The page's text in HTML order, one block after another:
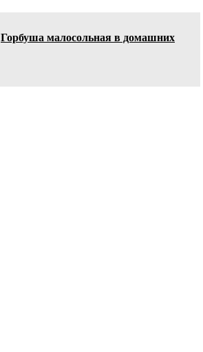
Горбуша малосольная в домашних